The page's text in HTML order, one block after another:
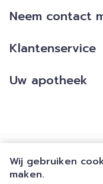
Wij gebruiken
maken.
Neem contact
Klantenservice
Uw apotheek